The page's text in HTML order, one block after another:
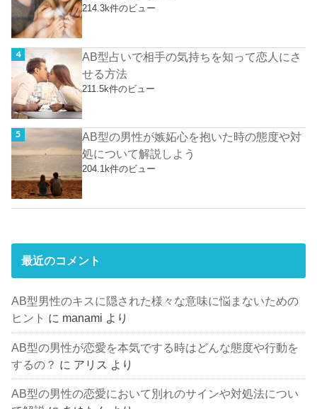
214.3k件のビュー
AB型占いで相手の気持ちを知って恋人にさ
せる方法
211.5k件のビュー
AB型の男性が嫉妬心を抱いた時の態度や対
処について解説しよう
204.1k件のビュー
最近のコメント
AB型男性のキスに隠された様々な意味に悩まないための
ヒント に manami より
AB型の男性が恋愛を本気でする時はどんな態度や行動を
するの？ に アリス より
AB型の男性の恋愛において別れのサインや対処法につい